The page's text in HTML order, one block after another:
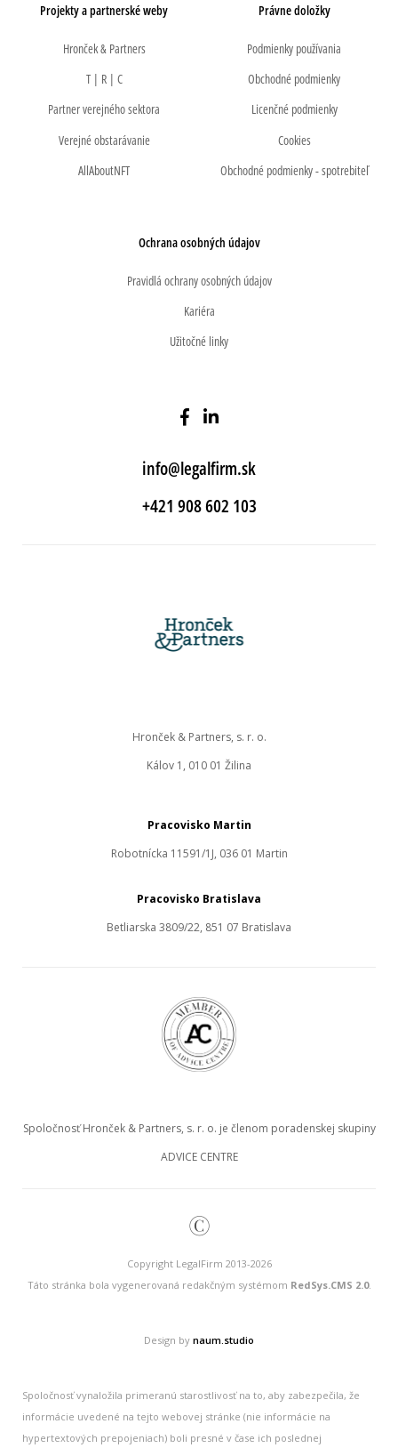
Projekty a partnerské weby
Hronček & Partners
T | R | C
Partner verejného sektora
Verejné obstarávanie
AllAboutNFT
Právne doložky
Podmienky používania
Obchodné podmienky
Licenčné podmienky
Cookies
Obchodné podmienky - spotrebiteľ
Ochrana osobných údajov
Pravidlá ochrany osobných údajov
Kariéra
Užitočné linky
info@legalfirm.sk
+421 908 602 103
Pracovisko Martin
Robotnícka 11591/1J, 036 01 Martin
Hronček & Partners, s. r. o.
Kálov 1, 010 01 Žilina
Pracovisko Bratislava
Betliarska 3809/22, 851 07 Bratislava
Spoločnosť Hronček & Partners, s. r. o. je členom poradenskej skupiny
ADVICE CENTRE
©
Copyright LegalFirm 2013-2026
Táto stránka bola vygenerovaná redakčným systémom RedSys.CMS 2.0.
Design by naum.studio
Spoločnosť vynaložila primeranú starostlivosť na to, aby zabezpečila, že
informácie uvedené na tejto webovej stránke (nie informácie na
hypertextových prepojeniach) boli presné v čase ich poslednej